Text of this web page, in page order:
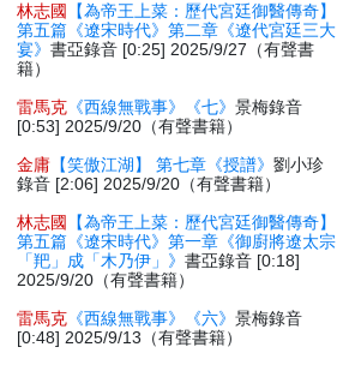
林志國
【為帝王上菜：歷代宮廷御醫傳奇】
第五篇《遼宋時代》第二章《遼代宮廷三大
宴》書亞錄音 [0:25] 2025/9/27（有聲書
籍）
雷馬克 《西線無戰事》《七》景梅錄音
[0:53] 2025/9/20（有聲書籍）
金庸 【笑傲江湖】 第七章《授譜》劉小珍
錄音 [2:06] 2025/9/20（有聲書籍）
林志國
【為帝王上菜：歷代宮廷御醫傳奇】
第五篇《遼宋時代》第一章《御廚將遼太宗
「羓」成「木乃伊」》書亞錄音 [0:18]
2025/9/20（有聲書籍）
雷馬克 《西線無戰事》《六》景梅錄音
[0:48] 2025/9/13（有聲書籍）